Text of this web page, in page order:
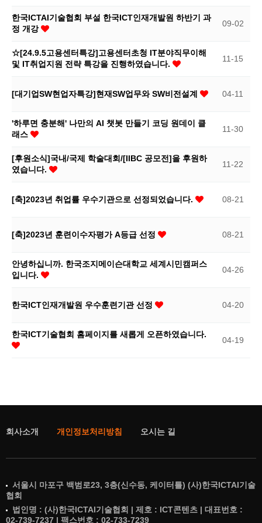
한국ICTAI기술협회 부설 한국ICT인재개발원 하반기 과
정 개강
09-02
☆[24.9.5고용센터특강]고용센터초청 IT분야직무이해
및 IT취업지원 전략 특강을 진행하였습니다.
11-15
[대기업SW현업자특강]현재SW업무와 SW비전설계 04-11
'하루면 충분해' 나만의 AI 챗봇 만들기 코딩 원데이 클
래스
11-30
[후원소식]국내/국제 학술대회/[IIBC 공모전]을 후원하
였습니다.
11-22
[축]2023년 취업률 우수기관으로 선정되었습니다. 08-21
[축]2023년 훈련이수자평가 A등급 선정 08-21
안녕하십니까. 한국조지메이슨대학교 세계시민캠퍼스
입니다.
04-26
한국ICT인재개발원 우수훈련기관 선정 04-20
한국ICT기술협회 홈페이지를 새롭게 오픈하였습니다.
04-19
회사소개 개인정보처리방침 오시는 길
서울시 마포구 백범로23, 3층(신수동, 케이터틀) (사)한국ICTAI기술
협회
법인명 : (사)한국ICTAI기술협회 | 제호 : ICT콘텐츠 | 대표번호 :
02-739-7237 | 팩스번호 : 02-733-7239